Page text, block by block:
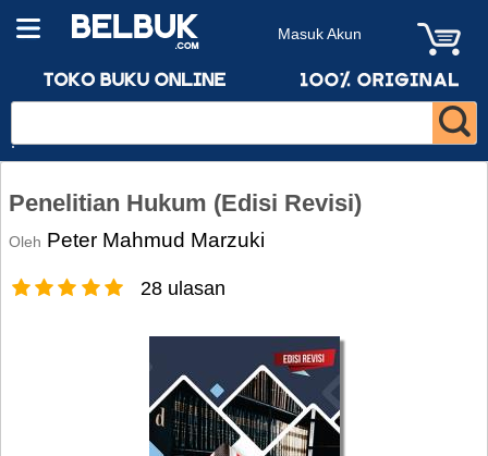
Masuk Akun
Penelitian Hukum (Edisi Revisi)
Oleh Peter Mahmud Marzuki
28 ulasan